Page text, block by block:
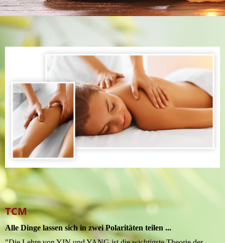
TCM
Alle Dinge lassen sich in zwei Polaritäten teilen ...